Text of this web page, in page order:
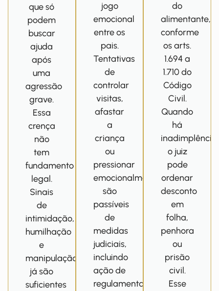
que só
podem
buscar
ajuda
após
uma
agressão
grave.
Essa
crença
não
tem
fundamento
legal.
Sinais
de
intimidação,
humilhação
e
manipulação
já são
suficientes
jogo
emocional
entre os
pais.
Tentativas
de
controlar
visitas,
afastar
a
criança
ou
pressionar
emocionalmente
são
passíveis
de
medidas
judiciais,
incluindo
ação de
regulamentação
do
alimentante,
conforme
os arts.
1.694 a
1.710 do
Código
Civil.
Quando
há
inadimplência,
o juiz
pode
ordenar
desconto
em
folha,
penhora
ou
prisão
civil.
Esse